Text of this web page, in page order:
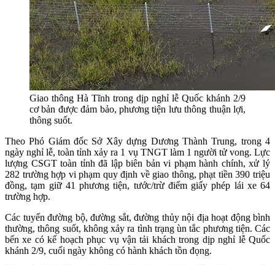
Giao thông Hà Tĩnh trong dịp nghỉ lễ Quốc khánh 2/9
cơ bản được đảm bảo, phương tiện lưu thông thuận lợi,
thông suốt.
Theo Phó Giám đốc Sở Xây dựng Dương Thành Trung, trong 4
ngày nghỉ lễ, toàn tỉnh xảy ra 1 vụ TNGT làm 1 người tử vong. Lực
lượng CSGT toàn tỉnh đã lập biên bản vi phạm hành chính, xử lý
282 trường hợp vi phạm quy định về giao thông, phạt tiền 390 triệu
đồng, tạm giữ 41 phương tiện, tước/trừ điểm giấy phép lái xe 64
trường hợp.
Các tuyến đường bộ, đường sắt, đường thủy nội địa hoạt động bình
thường, thông suốt, không xảy ra tình trạng ùn tắc phương tiện. Các
bến xe có kế hoạch phục vụ vận tải khách trong dịp nghỉ lễ Quốc
khánh 2/9, cuối ngày không có hành khách tồn đọng.